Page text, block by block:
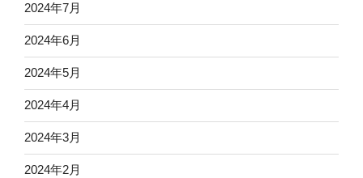
2024年7月
2024年6月
2024年5月
2024年4月
2024年3月
2024年2月